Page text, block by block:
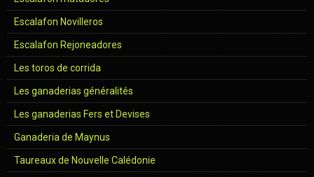
Escalafon Novilleros
Escalafon Rejoneadores
Les toros de corrida
Les ganaderias généralités
Les ganaderias Fers et Devises
Ganaderia de Maynus
Taureaux de Nouvelle Calédonie